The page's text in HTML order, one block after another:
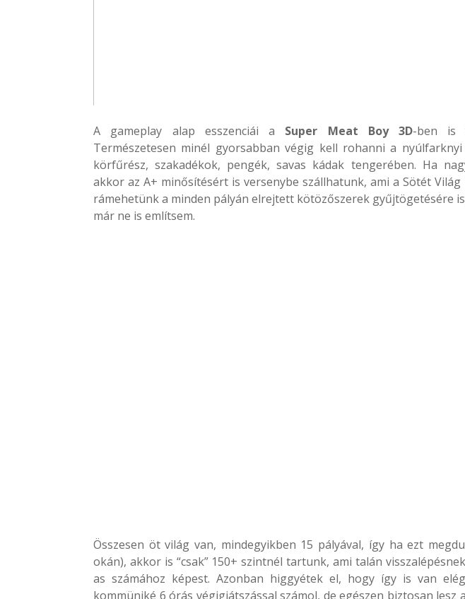
A gameplay alap esszenciái a Super Meat Boy 3D-ben is
Természetesen minél gyorsabban végig kell rohanni a
körfűrész, szakadékok, pengék, savas kádak tengerében. Ha
akkor az A+ minősítésért is versenybe szállhatunk, ami a Sötét
rámehetünk a minden pályán elrejtett kötözőszerek gyűjtögetésére
már ne is említsem.
Összesen öt világ van, mindegyikben 15 pályával, így ha ezt
okán), akkor is “csak” 150+ szintnél tartunk, ami talán
as számához képest. Azonban higgyétek el, hogy így is van
kommüniké 6 órás végigjátszással számol, de egészen biztosan lesz